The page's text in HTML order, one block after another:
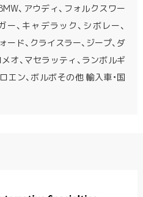
、アウディ、フォルクスワー
ー、キャデラック、シボレー、
ード、クライスラー、ジープ、ダ
オ、マセラッティ、ランボルギ
エン、ボルボその他 輸入車・国